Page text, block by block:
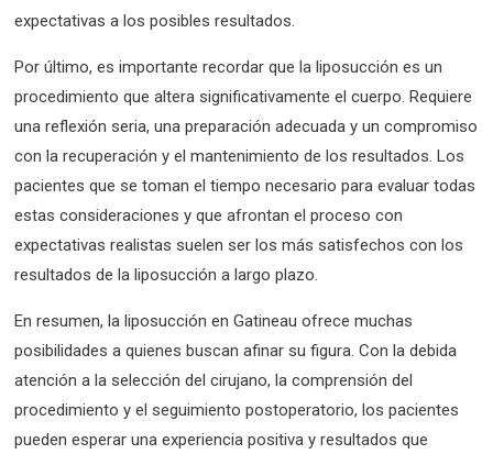
expectativas a los posibles resultados.
Por último, es importante recordar que la liposucción es un
procedimiento que altera significativamente el cuerpo. Requiere
una reflexión seria, una preparación adecuada y un compromiso
con la recuperación y el mantenimiento de los resultados. Los
pacientes que se toman el tiempo necesario para evaluar todas
estas consideraciones y que afrontan el proceso con
expectativas realistas suelen ser los más satisfechos con los
resultados de la liposucción a largo plazo.
En resumen, la liposucción en Gatineau ofrece muchas
posibilidades a quienes buscan afinar su figura. Con la debida
atención a la selección del cirujano, la comprensión del
procedimiento y el seguimiento postoperatorio, los pacientes
pueden esperar una experiencia positiva y resultados que